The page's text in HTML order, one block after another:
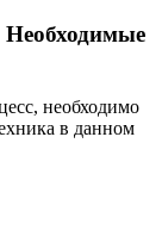
Необходимые
необходимо
в данном